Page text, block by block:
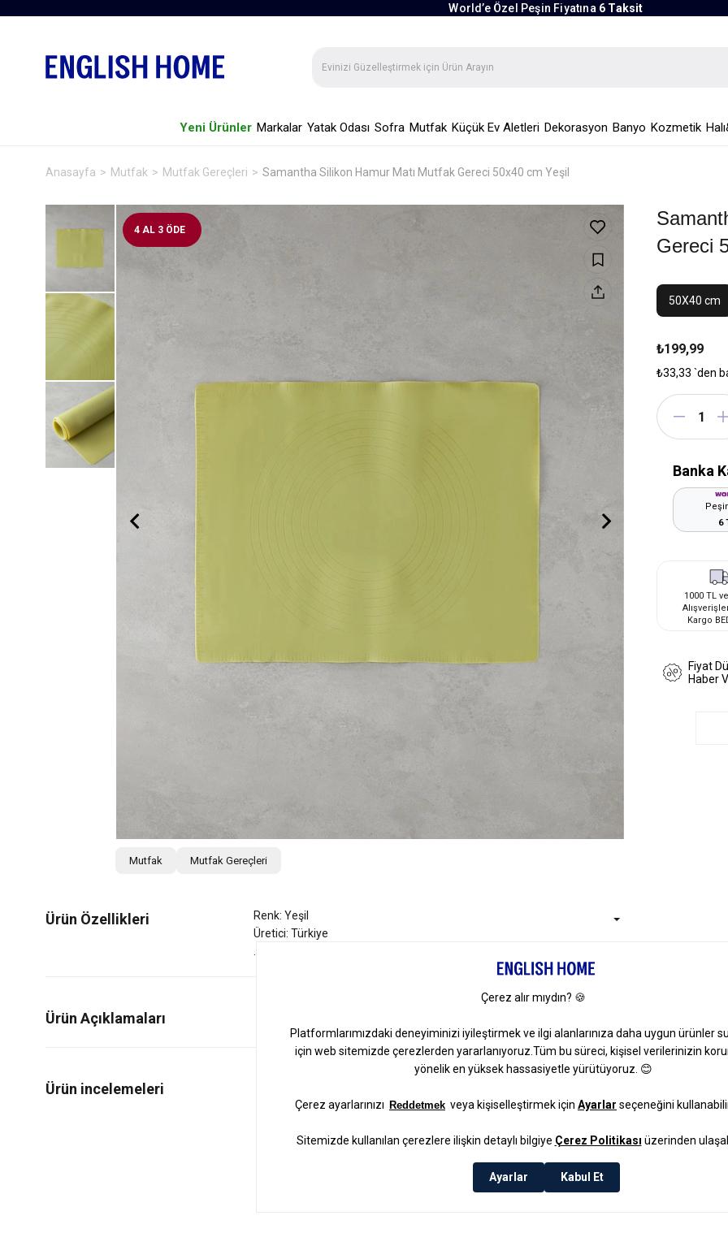
World’e Özel Peşin Fiyatına 6 Taksit
Yeni Ürünler Markalar Yatak Odası Sofra Mutfak Küçük Ev Aletleri Dekorasyon Banyo Kozmetik
Anasayfa Mutfak Mutfak Gereçleri Samantha Silikon Hamur Matı Mutfak Gereci 50x40 cm Yeşil
4 AL 3 ÖDE
Mutfak Mutfak Gereçleri
Ürün Özellikleri
Renk: Yeşil
Üretici: Türkiye
Ürün Açıklamaları
Gereci
50X40 cm
₺199,99
₺33,33 `den
Banka
6
1000 TL
Kargo
Fiyat
Haber